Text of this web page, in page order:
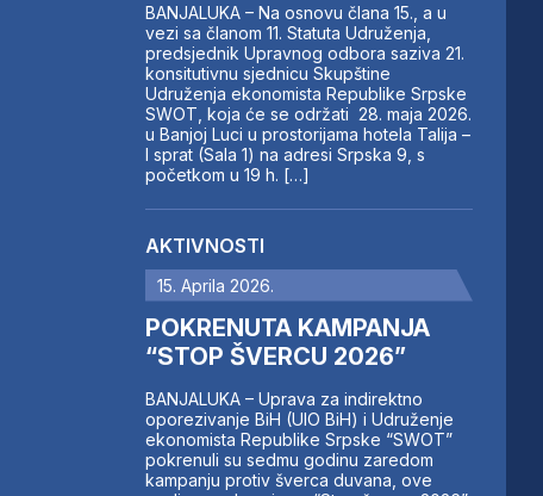
BANJALUKA – Na osnovu člana 15., a u
vezi sa članom 11. Statuta Udruženja,
predsjednik Upravnog odbora saziva 21.
konsitutivnu sjednicu Skupštine
Udruženja ekonomista Republike Srpske
SWOT, koja će se održati 28. maja 2026.
u Banjoj Luci u prostorijama hotela Talija –
I sprat (Sala 1) na adresi Srpska 9, s
početkom u 19 h. […]
AKTIVNOSTI
15. Aprila 2026.
POKRENUTA KAMPANJA
“STOP ŠVERCU 2026”
BANJALUKA – Uprava za indirektno
oporezivanje BiH (UIO BiH) i Udruženje
ekonomista Republike Srpske “SWOT”
pokrenuli su sedmu godinu zaredom
kampanju protiv šverca duvana, ove